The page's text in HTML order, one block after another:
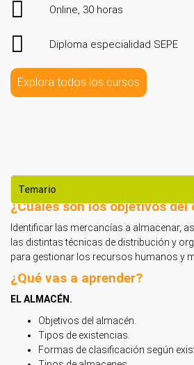
Online, 30 horas
Diploma especialidad SEPE
Explora todos los cursos
Temario
¿Cuáles son los objetivos del
Identificar las mercancías a almacenar,
las distintas técnicas de distribución y
para gestionar los recursos humanos y
¿Qué vas a aprender?
EL ALMACÉN.
Objetivos del almacén.
Tipos de existencias.
Formas de clasificación según